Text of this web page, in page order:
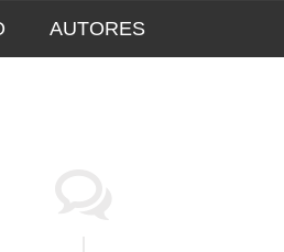
AUTORES